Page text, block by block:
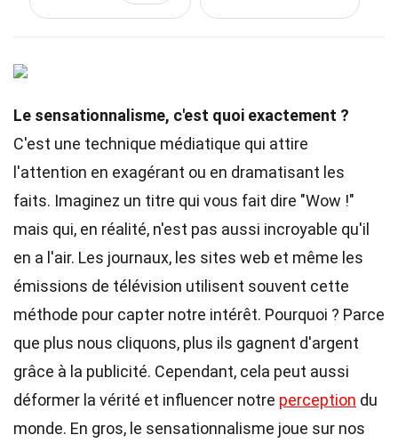
Le sensationnalisme, c'est quoi exactement ?
C'est une technique médiatique qui attire
l'attention en exagérant ou en dramatisant les
faits. Imaginez un titre qui vous fait dire "Wow !"
mais qui, en réalité, n'est pas aussi incroyable qu'il
en a l'air. Les journaux, les sites web et même les
émissions de télévision utilisent souvent cette
méthode pour capter notre intérêt. Pourquoi ? Parce
que plus nous cliquons, plus ils gagnent d'argent
grâce à la publicité. Cependant, cela peut aussi
déformer la vérité et influencer notre perception du
monde. En gros, le sensationnalisme joue sur nos